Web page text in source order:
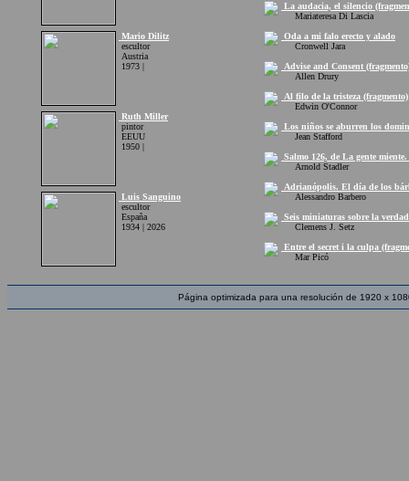
Mario Dilitz
escultor
Austria
1973 |
Ruth Miller
pintor
EEUU
1950 |
Luis Sanguino
escultor
España
1934 | 2026
La audacia, el silencio
Mariateresa Di Lascia
Oda a mi falo erecto y alado
Cronwell Jara
Advise and Consent
Allen Drury
Al filo de la tristeza (fragmento)
Edwin O'Connor
Los niños se aburren los
Jean Stafford
Salmo 126, de La gente
Arnold Stadler
Adrianópolis. El día de los
Alessandro Barbero
Seis miniaturas sobre la
Clemens J. Setz
Entre el secret i la culpa
Mar Picó
Página optimizada para una resolución de 1920 x